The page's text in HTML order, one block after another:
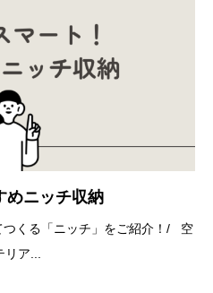
めニッチ収納
つくる「ニッチ」をご紹介！/ 空
ア...